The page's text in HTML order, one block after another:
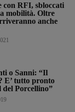
con RFI, sbloccati
mobilità. Oltre
anche
o Sanni: “Il
E’ tutto pronto
del Porcellino”